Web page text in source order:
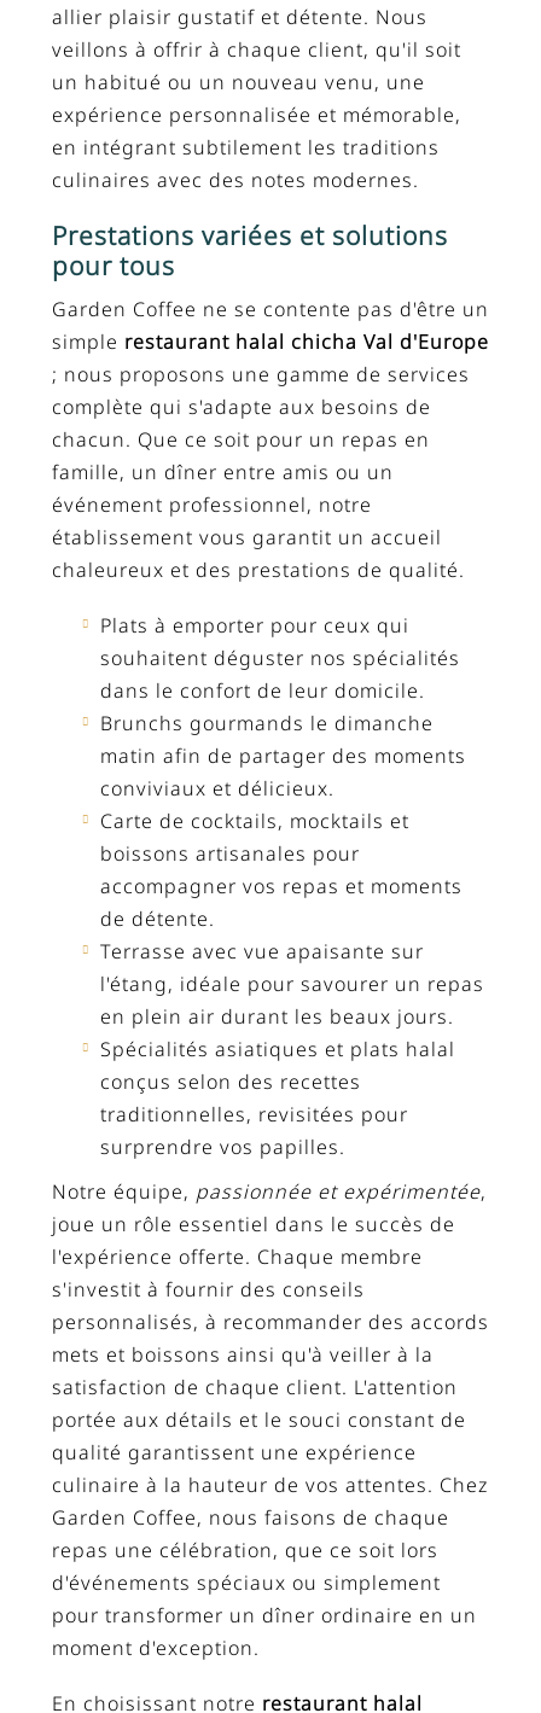
allier plaisir gustatif et détente. Nous
veillons à offrir à chaque client, qu'il soit
un habitué ou un nouveau venu, une
expérience personnalisée et mémorable,
en intégrant subtilement les traditions
culinaires avec des notes modernes.
Prestations variées et solutions
pour tous
Garden Coffee ne se contente pas d'être un
simple restaurant halal chicha Val d'Europe
; nous proposons une gamme de services
complète qui s'adapte aux besoins de
chacun. Que ce soit pour un repas en
famille, un dîner entre amis ou un
événement professionnel, notre
établissement vous garantit un accueil
chaleureux et des prestations de qualité.
Plats à emporter pour ceux qui
souhaitent déguster nos spécialités
dans le confort de leur domicile.
Brunchs gourmands le dimanche
matin afin de partager des moments
conviviaux et délicieux.
Carte de cocktails, mocktails et
boissons artisanales pour
accompagner vos repas et moments
de détente.
Terrasse avec vue apaisante sur
l'étang, idéale pour savourer un repas
en plein air durant les beaux jours.
Spécialités asiatiques et plats halal
conçus selon des recettes
traditionnelles, revisitées pour
surprendre vos papilles.
Notre équipe, passionnée et expérimentée,
joue un rôle essentiel dans le succès de
l'expérience offerte. Chaque membre
s'investit à fournir des conseils
personnalisés, à recommander des accords
mets et boissons ainsi qu'à veiller à la
satisfaction de chaque client. L'attention
portée aux détails et le souci constant de
qualité garantissent une expérience
culinaire à la hauteur de vos attentes. Chez
Garden Coffee, nous faisons de chaque
repas une célébration, que ce soit lors
d'événements spéciaux ou simplement
pour transformer un dîner ordinaire en un
moment d'exception.
En choisissant notre restaurant halal